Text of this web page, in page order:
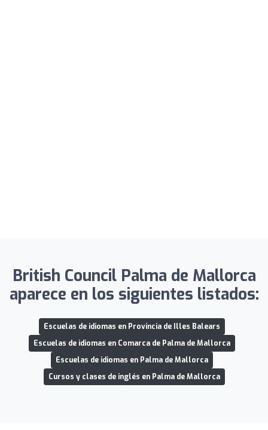
British Council Palma de Mallorca
aparece en los siguientes listados:
Escuelas de idiomas en Provincia de Illes Balears
Escuelas de idiomas en Comarca de Palma de Mallorca
Escuelas de idiomas en Palma de Mallorca
Cursos y clases de inglés en Palma de Mallorca